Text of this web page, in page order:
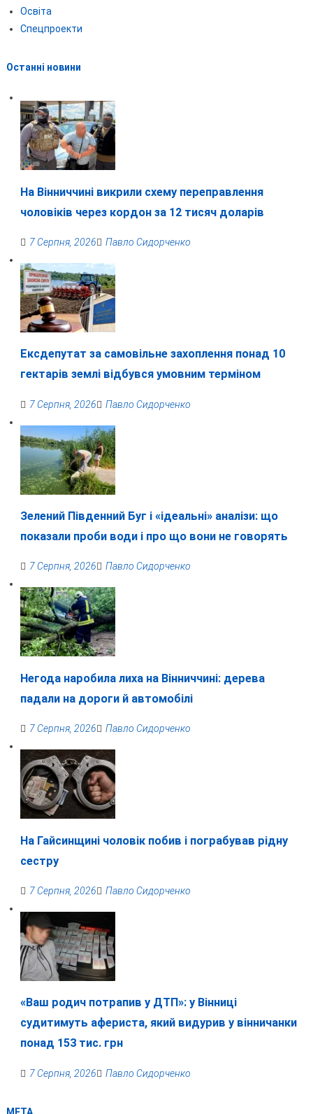
Освіта
Спецпроекти
Останні новини
На Вінниччині викрили схему переправлення
чоловіків через кордон за 12 тисяч доларів
7 Серпня, 2026 Павло Сидорченко
Ексдепутат за самовільне захоплення понад 10
гектарів землі відбувся умовним терміном
7 Серпня, 2026 Павло Сидорченко
Зелений Південний Буг і «ідеальні» аналізи: що
показали проби води і про що вони не говорять
7 Серпня, 2026 Павло Сидорченко
Негода наробила лиха на Вінниччині: дерева
падали на дороги й автомобілі
7 Серпня, 2026 Павло Сидорченко
На Гайсинщині чоловік побив і пограбував рідну
сестру
7 Серпня, 2026 Павло Сидорченко
«Ваш родич потрапив у ДТП»: у Вінниці
судитимуть афериста, який видурив у вінничанки
понад 153 тис. грн
7 Серпня, 2026 Павло Сидорченко
МЕТА